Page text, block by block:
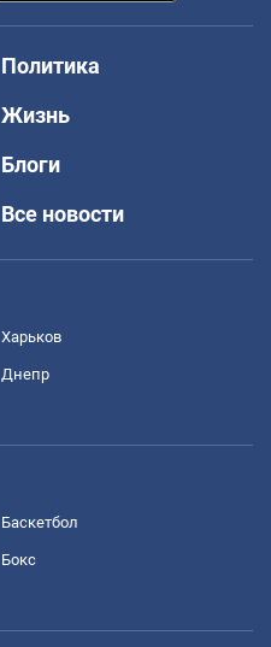
Политика
Жизнь
Блоги
Все новости
Харьков
Днепр
Баскетбол
Бокс